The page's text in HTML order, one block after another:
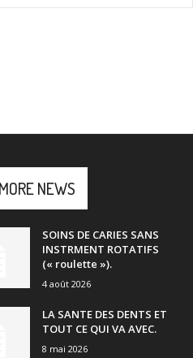
NEWS
SOINS DE CARIES SANS
INSTRMENT ROTATIFS
(« roulette »).
4 août 2026
LA SANTE DES DENTS ET
TOUT CE QUI VA AVEC.
8 mai 2026